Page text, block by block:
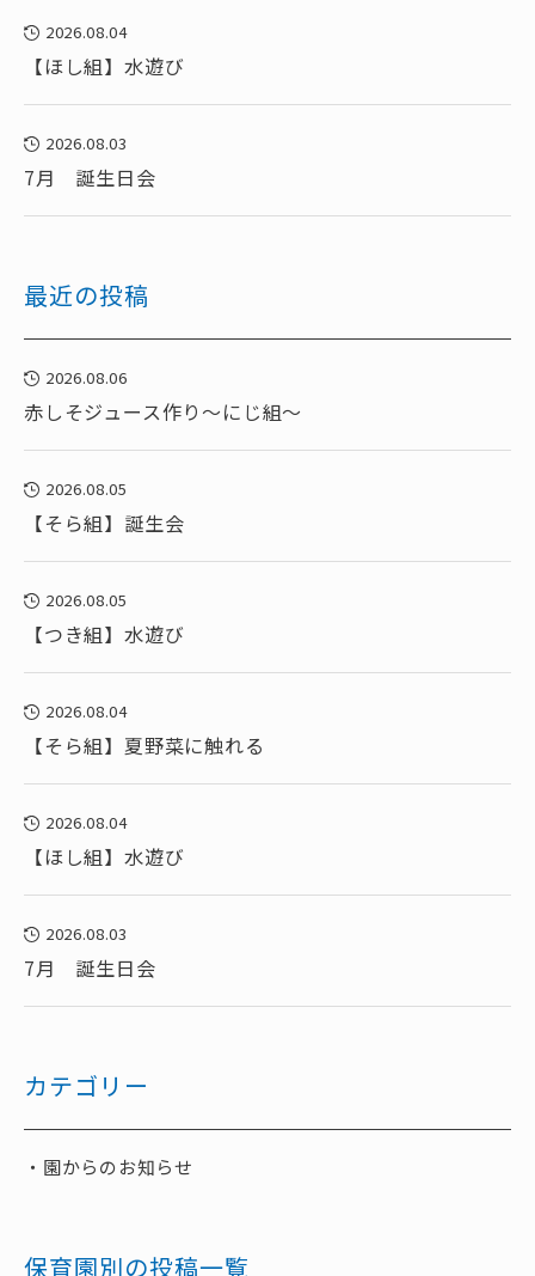
2026.08.04
【ほし組】水遊び
2026.08.03
7月 誕生日会
最近の投稿
2026.08.06
赤しそジュース作り～にじ組～
2026.08.05
【そら組】誕生会
2026.08.05
【つき組】水遊び
2026.08.04
【そら組】夏野菜に触れる
2026.08.04
【ほし組】水遊び
2026.08.03
7月 誕生日会
カテゴリー
園からのお知らせ
保育園別の投稿一覧